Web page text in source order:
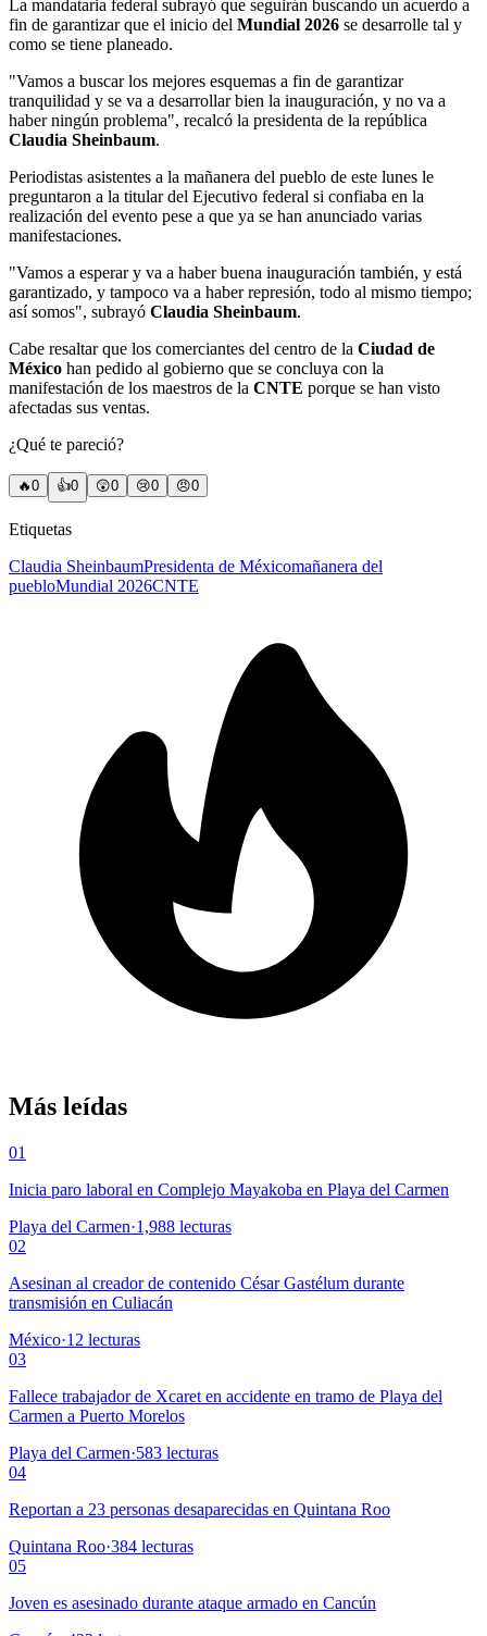
La mandataria federal subrayó que seguirán buscando un acuerdo a
fin de garantizar que el inicio del Mundial 2026 se desarrolle tal y
como se tiene planeado.
"Vamos a buscar los mejores esquemas a fin de garantizar
tranquilidad y se va a desarrollar bien la inauguración, y no va a
haber ningún problema", recalcó la presidenta de la república
Claudia Sheinbaum.
Periodistas asistentes a la mañanera del pueblo de este lunes le
preguntaron a la titular del Ejecutivo federal si confiaba en la
realización del evento pese a que ya se han anunciado varias
manifestaciones.
"Vamos a esperar y va a haber buena inauguración también, y está
garantizado, y tampoco va a haber represión, todo al mismo tiempo;
así somos", subrayó Claudia Sheinbaum.
Cabe resaltar que los comerciantes del centro de la Ciudad de
México han pedido al gobierno que se concluya con la
manifestación de los maestros de la CNTE porque se han visto
afectadas sus ventas.
¿Qué te pareció?
🔥0 👍0 😲0 😢0 😠0
Etiquetas
Claudia SheinbaumPresidenta de Méxicomañanera del
puebloMundial 2026CNTE
Más leídas
01
Inicia paro laboral en Complejo Mayakoba en Playa del Carmen
Playa del Carmen·1,988 lecturas
02
Asesinan al creador de contenido César Gastélum durante
transmisión en Culiacán
México·12 lecturas
03
Fallece trabajador de Xcaret en accidente en tramo de Playa del
Carmen a Puerto Morelos
Playa del Carmen·583 lecturas
04
Reportan a 23 personas desaparecidas en Quintana Roo
Quintana Roo·384 lecturas
05
Joven es asesinado durante ataque armado en Cancún